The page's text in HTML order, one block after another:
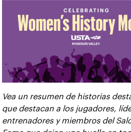
Vea un resumen de historias
que destacan a los jugadores,
entrenadores y miembros del